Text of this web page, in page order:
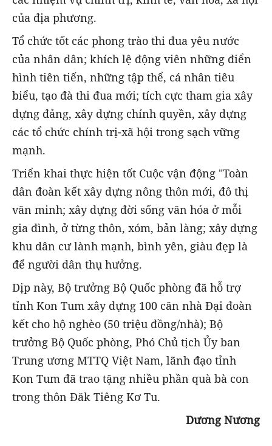
của địa phương.
Tổ chức tốt các phong trào thi đua yêu nước
của nhân dân; khích lệ động viên những điển
hình tiên tiến, những tập thể, cá nhân tiêu
biểu, tạo đà thi đua mới; tích cực tham gia xây
dựng đảng, xây dựng chính quyền, xây dựng
các tổ chức chính trị-xã hội trong sạch vững
mạnh.
Triển khai thực hiện tốt Cuộc vận động "Toàn
dân đoàn kết xây dựng nông thôn mới, đô thị
văn minh; xây dựng đời sống văn hóa ở mỗi
gia đình, ở từng thôn, xóm, bản làng; xây dựng
khu dân cư lành mạnh, bình yên, giàu đẹp là
để người dân thụ hưởng.
Dịp này, Bộ trưởng Bộ Quốc phòng đã hỗ trợ
tỉnh Kon Tum xây dựng 100 căn nhà Đại đoàn
kết cho hộ nghèo (50 triệu đồng/nhà); Bộ
trưởng Bộ Quốc phòng, Phó Chủ tịch Ủy ban
Trung ương MTTQ Việt Nam, lãnh đạo tỉnh
Kon Tum đã trao tặng nhiều phần quà bà con
trong thôn Đăk Tiêng Kơ Tu.
Dương Nương